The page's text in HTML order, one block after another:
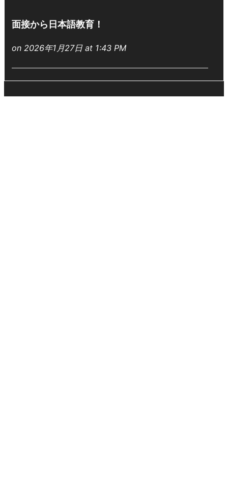
面接から日本語教育！
on 2026年1月27日 at 1:43 PM
入国前日本語教育の大事さ！